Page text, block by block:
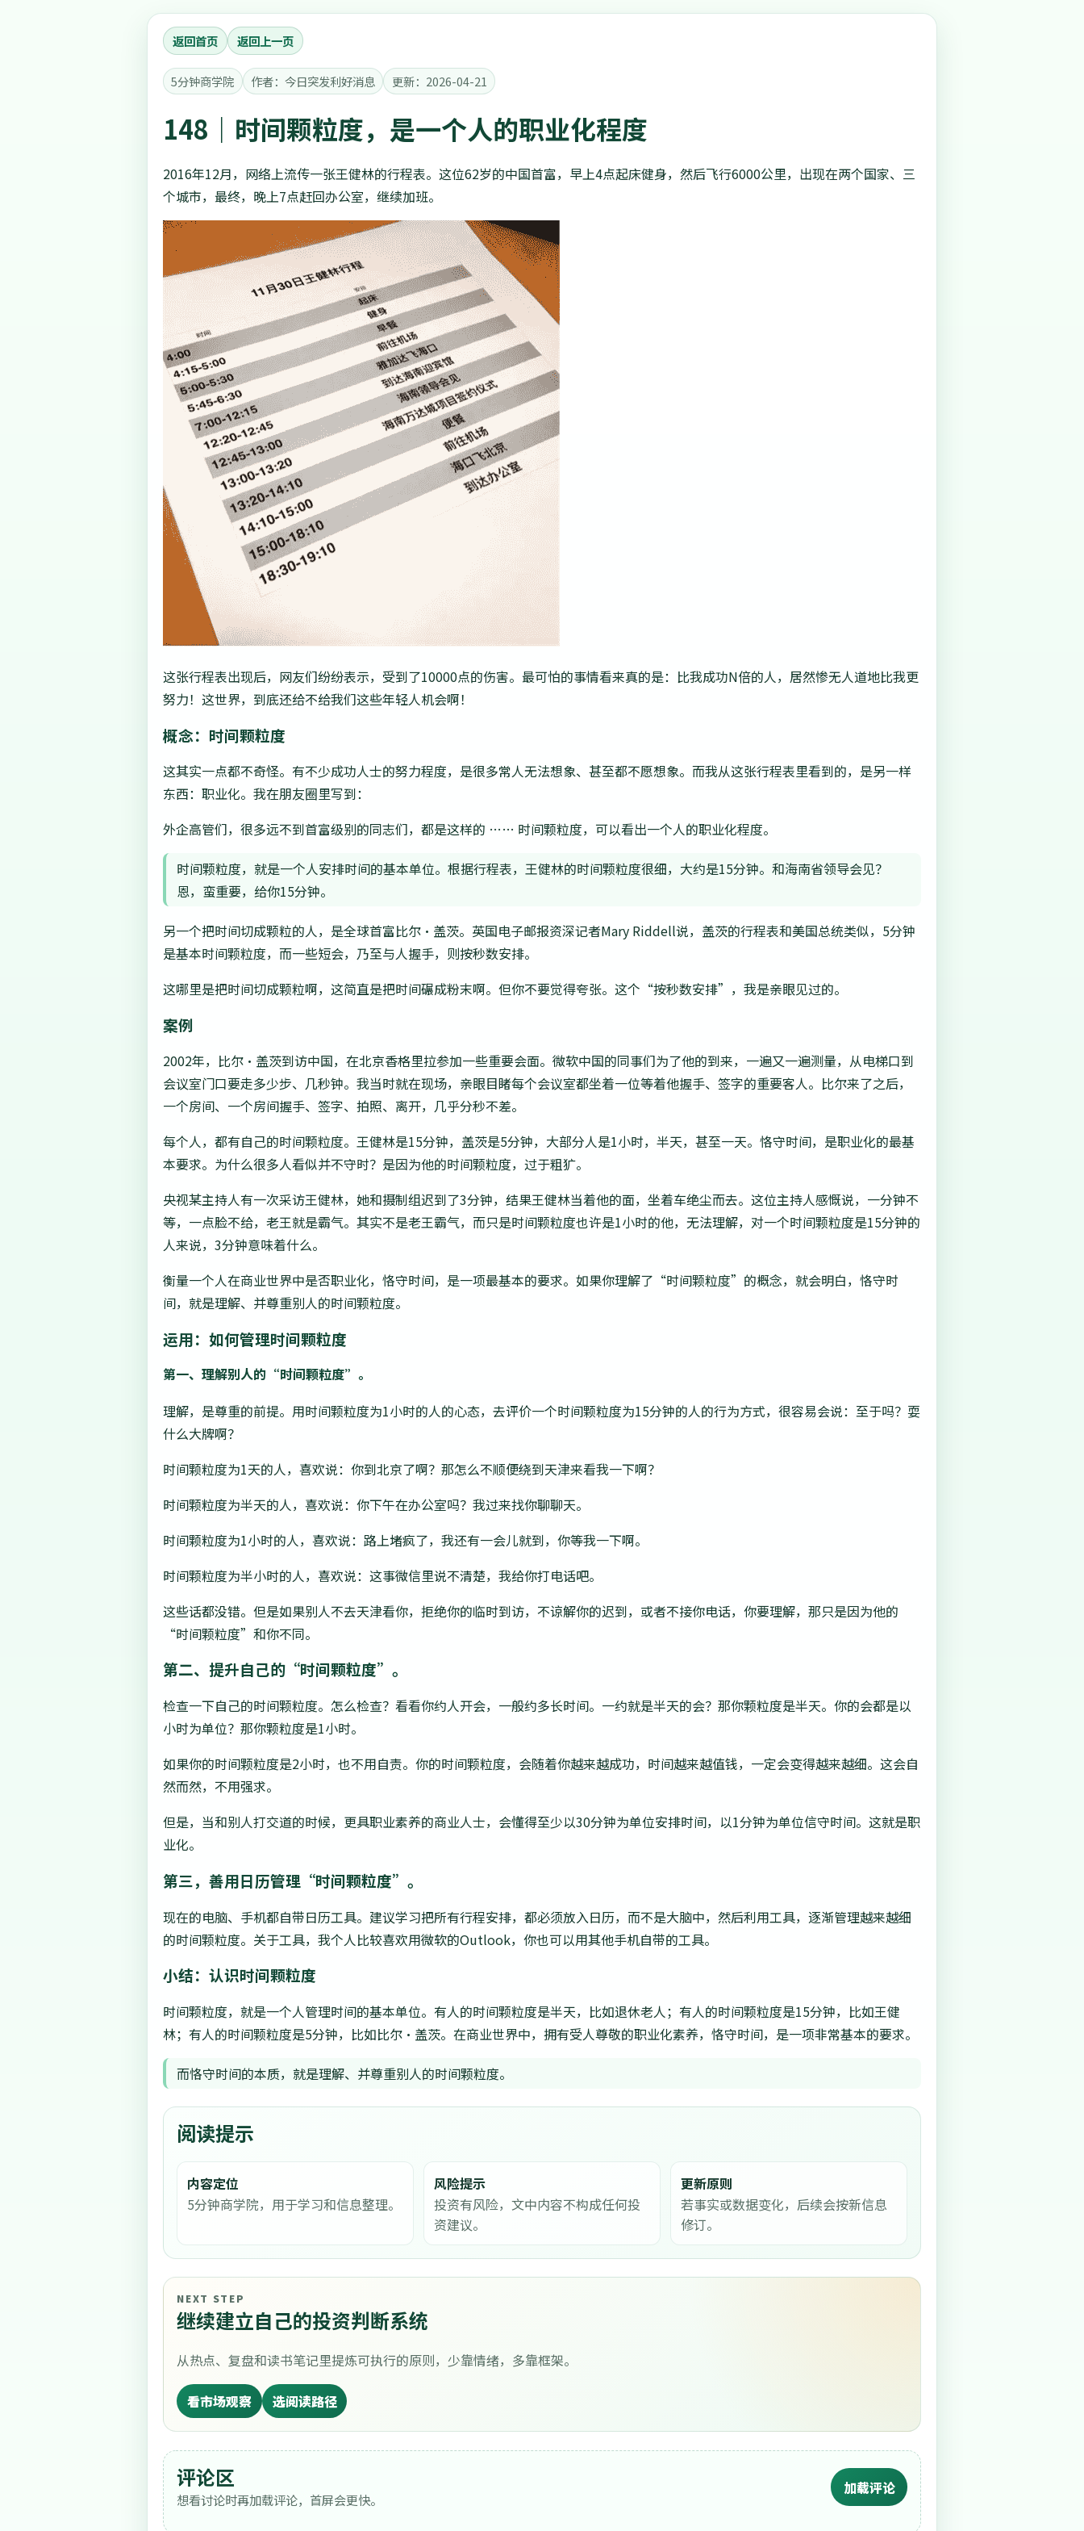
返回首页 返回上一页
5分钟商学院 作者：今日突发利好消息 更新：2026-04-21
148｜时间颗粒度，是一个人的职业化程度
2016年12月，网络上流传一张王健林的行程表。这位62岁的中国首富，早上4点起床健身，然后飞行6000公里，出现在两个国家、三
个城市，最终，晚上7点赶回办公室，继续加班。
这张行程表出现后，网友们纷纷表示，受到了10000点的伤害。最可怕的事情看来真的是：比我成功N倍的人，居然惨无人道地比我更
努力！这世界，到底还给不给我们这些年轻人机会啊！
概念：时间颗粒度
这其实一点都不奇怪。有不少成功人士的努力程度，是很多常人无法想象、甚至都不愿想象。而我从这张行程表里看到的，是另一样
东西：职业化。我在朋友圈里写到：
外企高管们，很多远不到首富级别的同志们，都是这样的 …… 时间颗粒度，可以看出一个人的职业化程度。
时间颗粒度，就是一个人安排时间的基本单位。根据行程表，王健林的时间颗粒度很细，大约是15分钟。和海南省领导会见？
恩，蛮重要，给你15分钟。
另一个把时间切成颗粒的人，是全球首富比尔·盖茨。英国电子邮报资深记者Mary Riddell说，盖茨的行程表和美国总统类似，5分钟
是基本时间颗粒度，而一些短会，乃至与人握手，则按秒数安排。
这哪里是把时间切成颗粒啊，这简直是把时间碾成粉末啊。但你不要觉得夸张。这个“按秒数安排”，我是亲眼见过的。
案例
2002年，比尔·盖茨到访中国，在北京香格里拉参加一些重要会面。微软中国的同事们为了他的到来，一遍又一遍测量，从电梯口到
会议室门口要走多少步、几秒钟。我当时就在现场，亲眼目睹每个会议室都坐着一位等着他握手、签字的重要客人。比尔来了之后，
一个房间、一个房间握手、签字、拍照、离开，几乎分秒不差。
每个人，都有自己的时间颗粒度。王健林是15分钟，盖茨是5分钟，大部分人是1小时，半天，甚至一天。恪守时间，是职业化的最基
本要求。为什么很多人看似并不守时？是因为他的时间颗粒度，过于粗犷。
央视某主持人有一次采访王健林，她和摄制组迟到了3分钟，结果王健林当着他的面，坐着车绝尘而去。这位主持人感慨说，一分钟不
等，一点脸不给，老王就是霸气。其实不是老王霸气，而只是时间颗粒度也许是1小时的他，无法理解，对一个时间颗粒度是15分钟的
人来说，3分钟意味着什么。
衡量一个人在商业世界中是否职业化，恪守时间，是一项最基本的要求。如果你理解了“时间颗粒度”的概念，就会明白，恪守时
间，就是理解、并尊重别人的时间颗粒度。
运用：如何管理时间颗粒度
第一、理解别人的“时间颗粒度”。
理解，是尊重的前提。用时间颗粒度为1小时的人的心态，去评价一个时间颗粒度为15分钟的人的行为方式，很容易会说：至于吗？耍
什么大牌啊？
时间颗粒度为1天的人，喜欢说：你到北京了啊？那怎么不顺便绕到天津来看我一下啊？
时间颗粒度为半天的人，喜欢说：你下午在办公室吗？我过来找你聊聊天。
时间颗粒度为1小时的人，喜欢说：路上堵疯了，我还有一会儿就到，你等我一下啊。
时间颗粒度为半小时的人，喜欢说：这事微信里说不清楚，我给你打电话吧。
这些话都没错。但是如果别人不去天津看你，拒绝你的临时到访，不谅解你的迟到，或者不接你电话，你要理解，那只是因为他的
“时间颗粒度”和你不同。
第二、提升自己的“时间颗粒度”。
检查一下自己的时间颗粒度。怎么检查？看看你约人开会，一般约多长时间。一约就是半天的会？那你颗粒度是半天。你的会都是以
小时为单位？那你颗粒度是1小时。
如果你的时间颗粒度是2小时，也不用自责。你的时间颗粒度，会随着你越来越成功，时间越来越值钱，一定会变得越来越细。这会自
然而然，不用强求。
但是，当和别人打交道的时候，更具职业素养的商业人士，会懂得至少以30分钟为单位安排时间，以1分钟为单位信守时间。这就是职
业化。
第三，善用日历管理“时间颗粒度”。
现在的电脑、手机都自带日历工具。建议学习把所有行程安排，都必须放入日历，而不是大脑中，然后利用工具，逐渐管理越来越细
的时间颗粒度。关于工具，我个人比较喜欢用微软的Outlook，你也可以用其他手机自带的工具。
小结：认识时间颗粒度
时间颗粒度，就是一个人管理时间的基本单位。有人的时间颗粒度是半天，比如退休老人；有人的时间颗粒度是15分钟，比如王健
林；有人的时间颗粒度是5分钟，比如比尔·盖茨。在商业世界中，拥有受人尊敬的职业化素养，恪守时间，是一项非常基本的要求。
而恪守时间的本质，就是理解、并尊重别人的时间颗粒度。
阅读提示
内容定位
5分钟商学院，用于学习和信息整理。
风险提示
投资有风险，文中内容不构成任何投
资建议。
更新原则
若事实或数据变化，后续会按新信息
修订。
NEXT STEP
继续建立自己的投资判断系统
从热点、复盘和读书笔记里提炼可执行的原则，少靠情绪，多靠框架。
看市场观察 选阅读路径
评论区
想看讨论时再加载评论，首屏会更快。
加载评论